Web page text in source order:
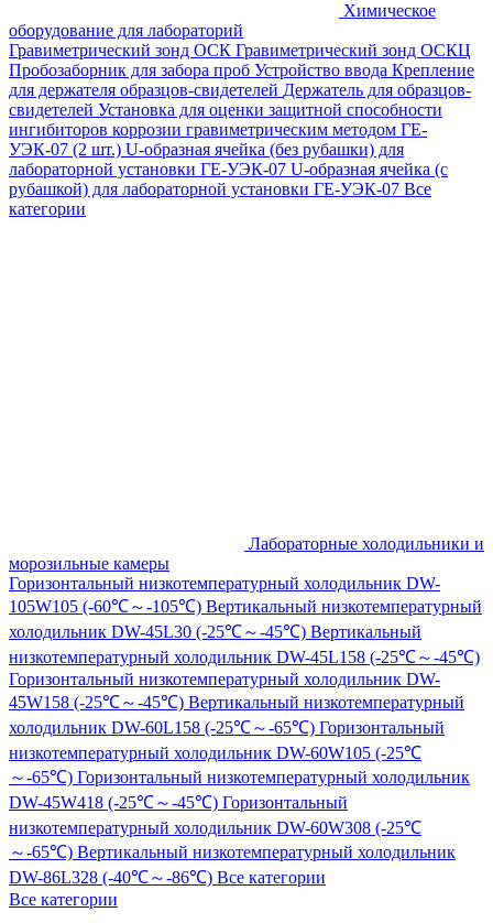
Химическое
оборудование для лабораторий
Гравиметрический зонд ОСК Гравиметрический зонд ОСКЦ
Пробозаборник для забора проб Устройство ввода Крепление
для держателя образцов-свидетелей Держатель для образцов-
свидетелей Установка для оценки защитной способности
ингибиторов коррозии гравиметрическим методом ГЕ-
УЭК-07 (2 шт.) U-образная ячейка (без рубашки) для
лабораторной установки ГЕ-УЭК-07 U-образная ячейка (с
рубашкой) для лабораторной установки ГЕ-УЭК-07 Все
категории
Лабораторные холодильники и
морозильные камеры
Горизонтальный низкотемпературный холодильник DW-
105W105 (-60℃～-105℃) Вертикальный низкотемпературный
холодильник DW-45L30 (-25℃～-45℃) Вертикальный
низкотемпературный холодильник DW-45L158 (-25℃～-45℃)
Горизонтальный низкотемпературный холодильник DW-
45W158 (-25℃～-45℃) Вертикальный низкотемпературный
холодильник DW-60L158 (-25℃～-65℃) Горизонтальный
низкотемпературный холодильник DW-60W105 (-25℃
～-65℃) Горизонтальный низкотемпературный холодильник
DW-45W418 (-25℃～-45℃) Горизонтальный
низкотемпературный холодильник DW-60W308 (-25℃
～-65℃) Вертикальный низкотемпературный холодильник
DW-86L328 (-40℃～-86℃) Все категории
Все категории